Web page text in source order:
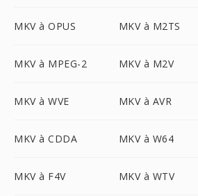
MKV à OPUS MKV à M2TS
MKV à MPEG-2 MKV à M2V
MKV à WVE MKV à AVR
MKV à CDDA MKV à W64
MKV à F4V MKV à WTV